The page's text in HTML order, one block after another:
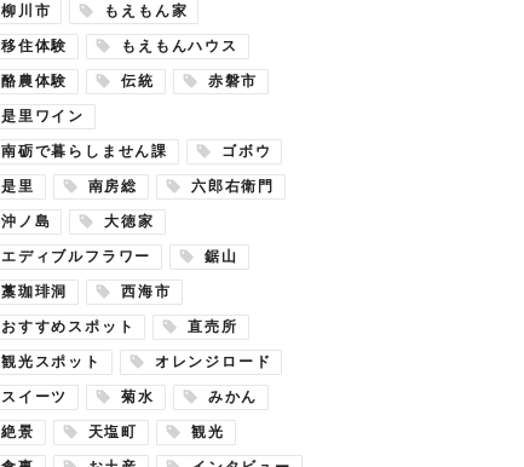
柳川市 もえもん家
移住体験 もえもんハウス
酪農体験 伝統 赤磐市
是里ワイン
南砺で暮らしません課 ゴボウ
是里 南房総 六郎右衛門
沖ノ島 大徳家
エディブルフラワー 鋸山
藁珈琲洞 西海市
おすすめスポット 直売所
観光スポット オレンジロード
スイーツ 菊水 みかん
絶景 天塩町 観光